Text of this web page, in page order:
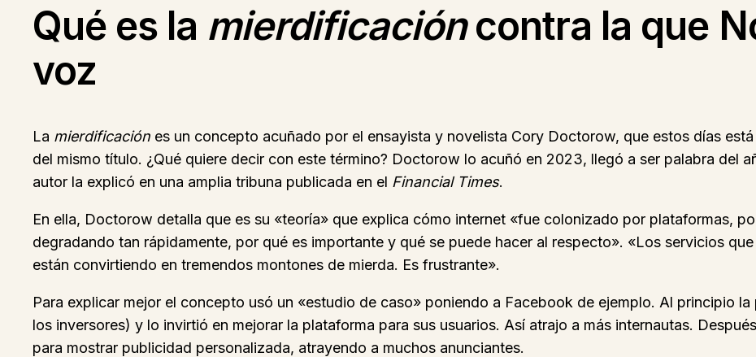
Qué es la mierdificacióncontra la que
voz
La mierdificación es un concepto acuñado por el ensayista y novelista Cory Doctorow, que estos días
del mismo título. ¿Qué quiere decir con este término? Doctorow lo acuñó en 2023, llegó a ser palabra del
autor la explicó en una amplia tribuna publicada en el Financial Times.
En ella, Doctorow detalla que es su «teoría» que explica cómo internet «fue colonizado por plataformas,
degradando tan rápidamente, por qué es importante y qué se puede hacer al respecto». «Los servicios
están convirtiendo en tremendos montones de mierda. Es frustrante».
Para explicar mejor el concepto usó un «estudio de caso» poniendo a Facebook de ejemplo. Al principio
los inversores) y lo invirtió en mejorar la plataforma para sus usuarios. Así atrajo a más internautas.
para mostrar publicidad personalizada, atrayendo a muchos anunciantes.